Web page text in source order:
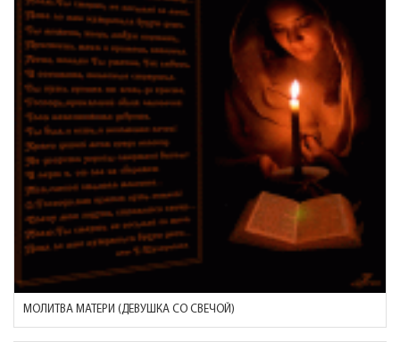
МОЛИТВА МАТЕРИ (ДЕВУШКА СО СВЕЧОЙ)